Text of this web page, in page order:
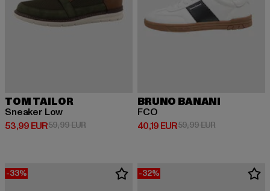
TOM TAILOR
Sneaker Low
53,99 EUR
Derzeitiger Preis: 53,99 EUR
59,99 EURAktionspreis: 59,99 EUR
BRUNO BANANI
FCO
40,19 EUR
Derzeitiger Preis: 40,19 EUR
59,99 EURAktionspreis:
-33% -32%